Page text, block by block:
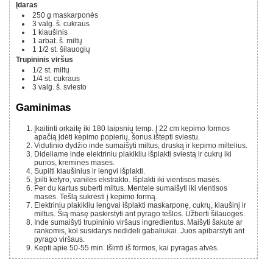
Įdaras
250 g maskarponės
3 valg. š. cukraus
1 kiaušinis
1 arbat. š. miltų
1 1/2 st. šilauogių
Trupininis viršus
1/2 st. miltų
1/4 st. cukraus
3 valg. š. sviesto
Gaminimas
Įkaitinti orkaitę iki 180 laipsnių temp. Į 22 cm kepimo formos
apačią įdėti kepimo popierių, šonus ištepti sviestu.
Vidutinio dydžio inde sumaišyti miltus, druską ir kepimo miltelius.
Dideliame inde elektriniu plakikliu išplakti sviestą ir cukrų iki
purios, kreminės masės.
Supilti kiaušinius ir lengvi išplakti.
Įpilti kefyro, vanilės ekstrakto. Išplakti iki vientisos masės.
Per du kartus suberti miltus. Mentele sumaišyti iki vientisos
masės. Tešlą sukrėsti į kepimo formą.
Elektriniu plakikliu lengvai išplakti maskarponę, cukrų, kiaušinį ir
miltus. Šią masę paskirstyti ant pyrago tešlos. Užberti šilauoges.
Inde sumaišyti trupininio viršaus ingredientus. Maišyti šakute ar
rankomis, kol susidarys nedideli gabaliukai. Juos apibarstyti ant
pyrago viršaus.
Kepti apie 50-55 min. Išimti iš formos, kai pyragas atvės.